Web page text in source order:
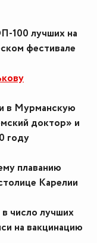
100 лучших на
фестивале
в Мурманскую
доктор» и
году
плаванию
Карелии
число лучших
на вакцинацию